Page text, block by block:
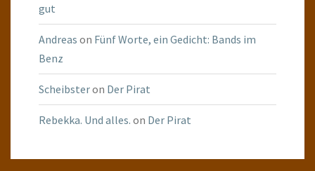
gut
Andreas on Fünf Worte, ein Gedicht: Bands im
Benz
Scheibsteron Der Pirat
Rebekka. Und alles. on Der Pirat